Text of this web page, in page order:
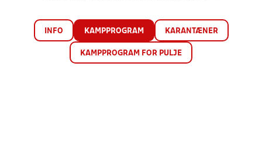
INFO KAMPPROGRAM KARANTÆNER
KAMPPROGRAM FOR PULJE